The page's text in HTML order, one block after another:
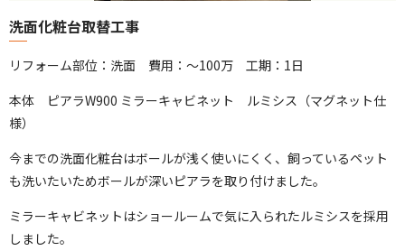
洗面化粧台取替工事
リフォーム部位：洗面 費用：～100万 工期：1日
本体 ピアラW900 ミラーキャビネット ルミシス（マグネット仕
様）
今までの洗面化粧台はボールが浅く使いにくく、飼っているペット
も洗いたいためボールが深いピアラを取り付けました。
ミラーキャビネットはショールームで気に入られたルミシスを採用
しました。